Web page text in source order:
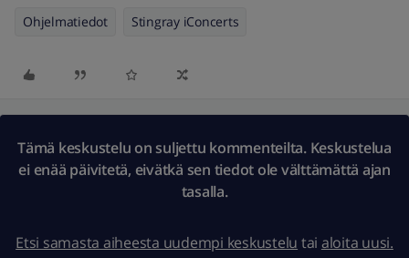
Ohjelmatiedot Stingray iConcerts
Tämä keskustelu on suljettu kommenteilta. Keskustelua
ei enää päivitetä, eivätkä sen tiedot ole välttämättä ajan
tasalla.
Etsi samasta aiheesta uudempi keskustelu tai aloita uusi.